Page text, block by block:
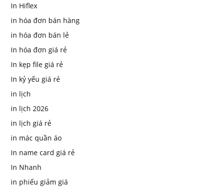
In Hiflex
in hóa đơn bán hàng
in hóa đơn bán lẻ
In hóa đơn giá rẻ
In kẹp file giá rẻ
In kỷ yếu giá rẻ
in lịch
in lịch 2026
in lịch giá rẻ
in mác quần áo
In name card giá rẻ
In Nhanh
in phiếu giảm giá